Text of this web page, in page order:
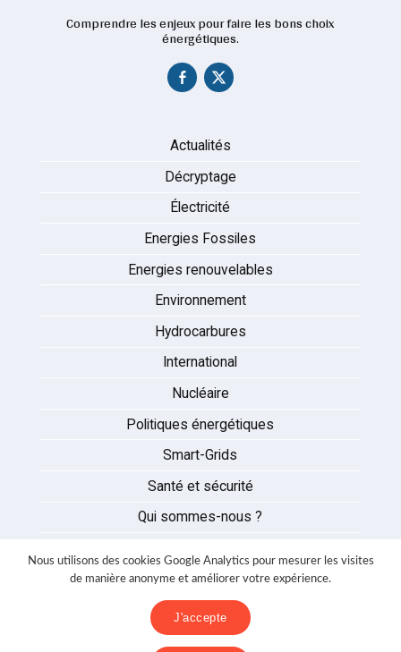
Comprendre les enjeux pour faire les bons choix
énergétiques.
Actualités
Décryptage
Électricité
Energies Fossiles
Energies renouvelables
Environnement
Hydrocarbures
International
Nucléaire
Politiques énergétiques
Smart-Grids
Santé et sécurité
Qui sommes-nous ?
Partenaires
Nous contacter
Nous utilisons des cookies Google Analytics pour mesurer les visites
de manière anonyme et améliorer votre expérience.
J'accepte